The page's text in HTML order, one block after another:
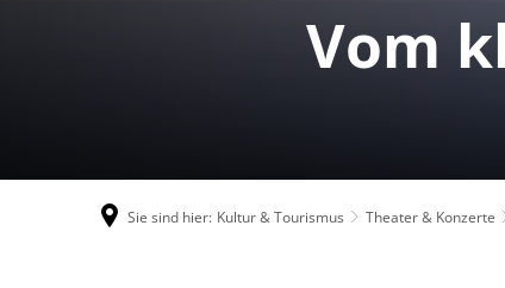
Vom
Sie sind hier: Kultur & Tourismus Theater & Konzerte